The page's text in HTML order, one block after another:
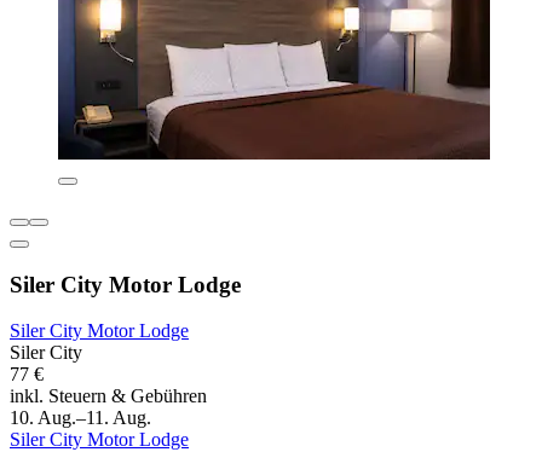
Siler City Motor Lodge
Siler City Motor Lodge
Siler City
77 €
inkl. Steuern & Gebühren
10. Aug.–11. Aug.
Siler City Motor Lodge